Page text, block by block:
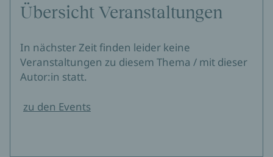
Übersicht Veranstaltungen
In nächster Zeit finden leider keine
Veranstaltungen zu diesem Thema / mit dieser
Autor:in statt.
zu den Events